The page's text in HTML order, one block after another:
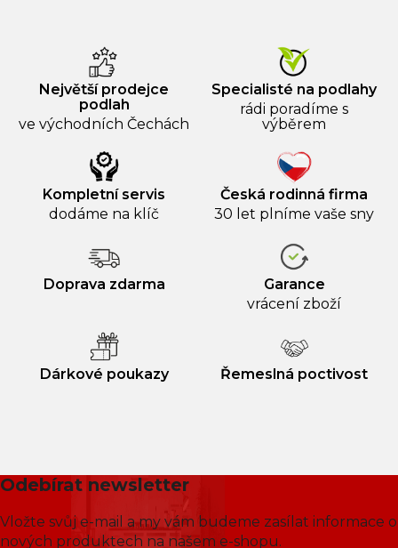
Největší prodejce
podlah
ve východních Čechách
Specialisté na podlahy
rádi poradíme s
výběrem
Kompletní servis
dodáme na klíč
Česká rodinná firma
30 let plníme vaše sny
Doprava zdarma
Garance
vrácení zboží
Dárkové poukazy Řemeslná poctivost
Odebírat newsletter
Vložte svůj e-mail a my vám budeme zasílat informace o
nových produktech na našem e-shopu.